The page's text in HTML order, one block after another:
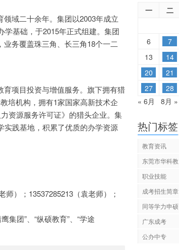
域二十余年。集团以2003年成立
学基础，于2015年正式组建。集团
务覆盖珠三角、长三角18个一二
项目投资与增值服务。旗下拥有猎
培机构，拥有1家国家高新技术企
资源服务许可证》的猎头企业。集
实践基地，积累了优质的办学资源
）；13537285213（袁老师）；
集团”、“纵硕教育”、“学途
一 二
6
7
13
14
20
21
27
28
« 6月
8月 »
热门标签
教育资讯
东莞市华科教
职业技能
成考招生简章
同等学力申硕
广东成考
公办中专